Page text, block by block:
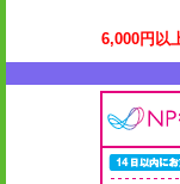
6,000円以